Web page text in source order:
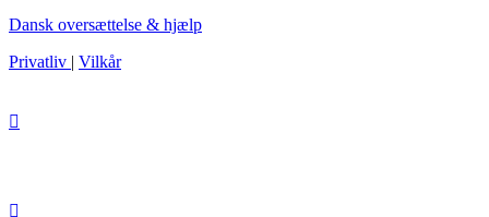
Dansk oversættelse & hjælp
Privatliv | Vilkår